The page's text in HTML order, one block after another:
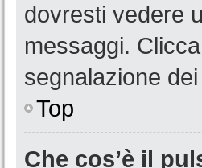
dovresti vedere
messaggi.
segnalazione
Top
Che cos’è il